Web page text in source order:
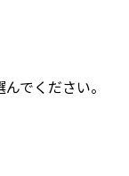
でください。